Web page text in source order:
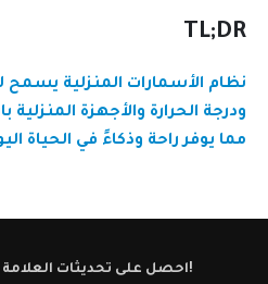
TL;DR
نظام الأسمارات المنزلية يسمح
ودرجة الحرارة والأجهزة المنزلية
مما يوفر راحة وذكاءً في الحياة
احصل على تحديثات العلامة التجارية والعروض الحصرية!